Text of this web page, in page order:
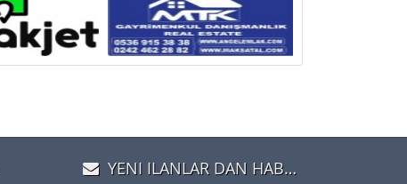
YENI ILANLAR DAN HABERDAR OLMAK IÇIN ÜYE OLUN